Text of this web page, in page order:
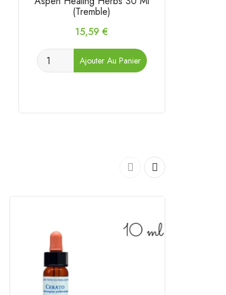
(Tremble)
Prix
15,59 €
Ajouter Au Panier